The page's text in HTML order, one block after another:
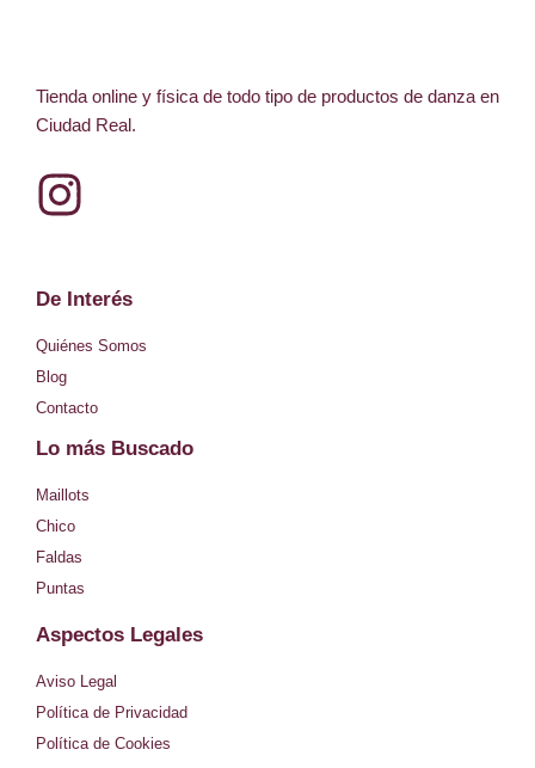
Tienda online y física de todo tipo de productos de danza en
Ciudad Real.
I
s
t
a
g
r
a
m
De Interés
Quiénes Somos
Blog
Contacto
Lo más Buscado
Maillots
Chico
Faldas
Puntas
Aspectos Legales
Aviso Legal
Política de Privacidad
Política de Cookies